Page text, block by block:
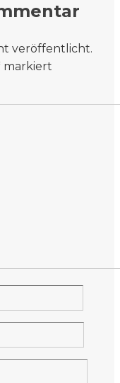
veröffentlicht.
markiert